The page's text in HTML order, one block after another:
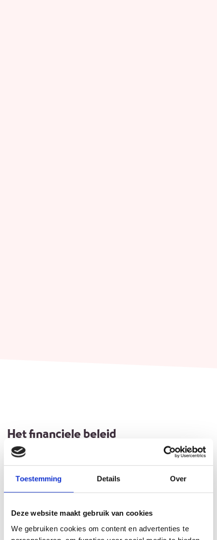
Toestemming Details Over
Deze website maakt gebruik van cookies
We gebruiken cookies om content en advertenties te
Het financiele beleid
Wat doet Rommelen & Trommelen:
Voor elke deelnemer die een workshop volgt bij
Rommelen & Trommelen dragen we € 0,10 af aan het
aan het goede doel.
Wat kun jij doen: